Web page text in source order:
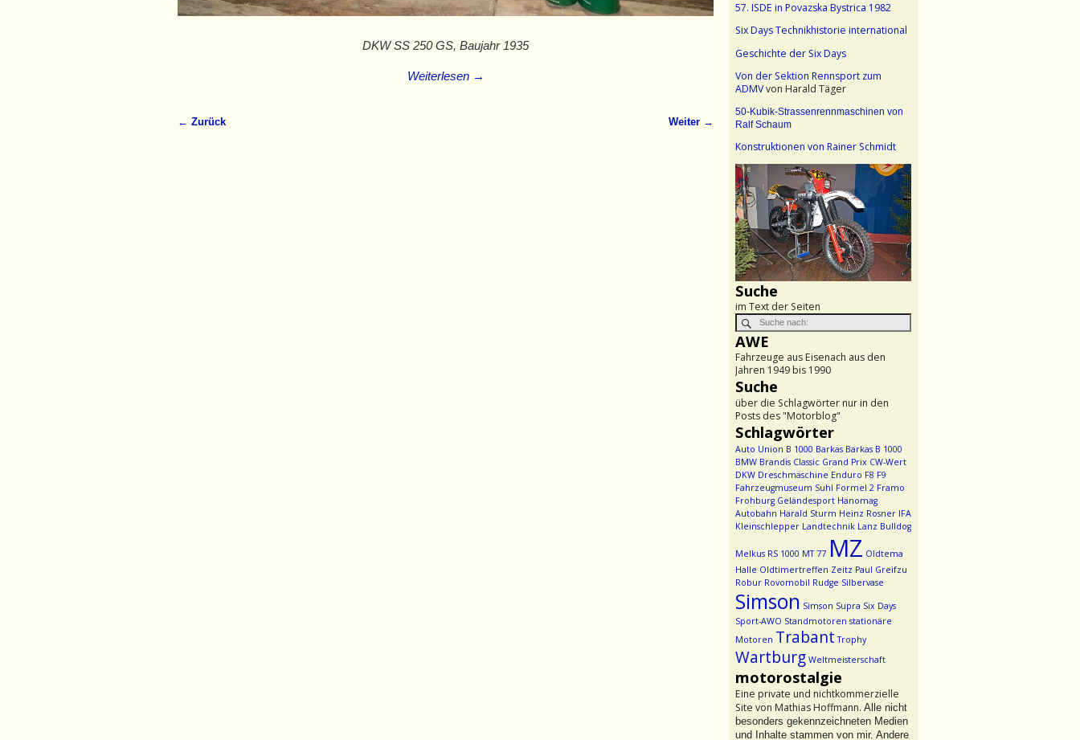
DKW SS 250 GS, Baujahr 1935
Weiterlesen →
← Zurück Weiter →
57. ISDE in Povazska Bystrica 1982
Six Days Technikhistorie international
Geschichte der Six Days
Von der Sektion Rennsport zum
ADMVvon Harald Täger
50-Kubik-Strassenrennmaschinen von
Ralf Schaum
Konstruktionen von Rainer Schmidt
Suche
im Text der Seiten
AWE
Fahrzeuge aus Eisenach aus den
Jahren 1949 bis 1990
Suche
über die Schlagwörter nur in den
Posts des "Motorblog"
Schlagwörter
Auto Union B 1000 Barkas Barkas B 1000
BMW Brandis Classic Grand Prix CW-Wert
DKW Dreschmaschine Enduro F8 F9
Fahrzeugmuseum Suhl Formel 2 Framo
Frohburg Geländesport Hanomag
Autobahn Harald Sturm Heinz Rosner IFA
Kleinschlepper Landtechnik Lanz Bulldog
Melkus RS 1000 MT 77 MZ Oldtema
Halle Oldtimertreffen Zeitz Paul Greifzu
Robur Rovomobil Rudge Silbervase
Simson Simson Supra Six Days
Sport-AWO Standmotoren stationäre
Motoren Trabant Trophy
Wartburg Weltmeisterschaft
motorostalgie
Eine private und nichtkommerzielle
Site von Mathias Hoffmann. Alle nicht
besonders gekennzeichneten Medien
und Inhalte stammen von mir. Andere